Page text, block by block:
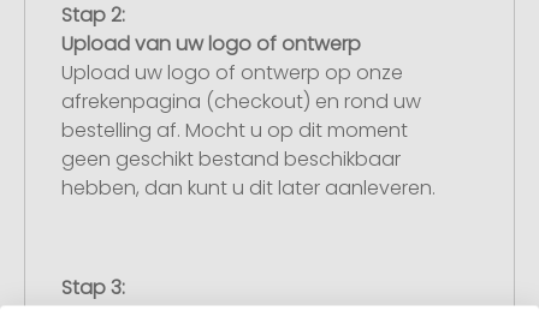
Stap 2:
Upload van uw logo of ontwerp
Upload uw logo of ontwerp op onze
afrekenpagina (checkout) en rond uw
bestelling af. Mocht u op dit moment
geen geschikt bestand beschikbaar
hebben, dan kunt u dit later aanleveren.
Stap 3: